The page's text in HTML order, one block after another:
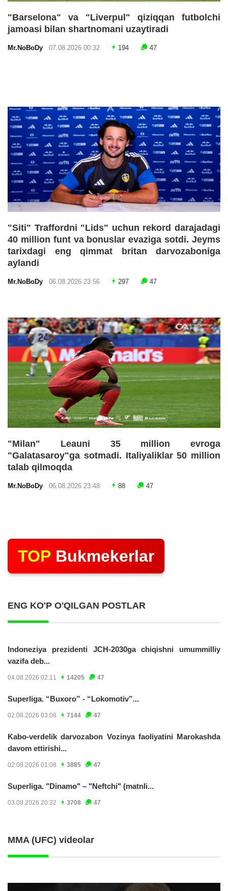
"Barselona" va "Liverpul" qiziqqan futbolchi
jamoasi bilan shartnomani uzaytiradi
Mr.NoBoDy 07.08.2026 00:32 194 47
"Siti" Traffordni "Lids" uchun rekord darajadagi
40 million funt va bonuslar evaziga sotdi. Jeyms
tarixdagi eng qimmat britan darvozaboniga
aylandi
Mr.NoBoDy 06.08.2026 23:56 297 47
"Milan" Leauni 35 million evroga
"Galatasaroy"ga sotmadi. Italiyaliklar 50 million
talab qilmoqda
Mr.NoBoDy 06.08.2026 23:48 88 47
TOP Bukmekerlar
ENG KO'P O'QILGAN POSTLAR
Indoneziya prezidenti JCH-2030ga chiqishni umummilliy
vazifa deb...
04.08.2026 02:11 14205 47
Superliga. “Buxoro” - “Lokomotiv”...
02.08.2026 03:08 7144 47
Kabo-verdelik darvozabon Vozinya faoliyatini Marokashda
davom ettirishi...
02.08.2026 01:08 3885 47
Superliga. "Dinamo" – "Neftchi" (matnli...
03.08.2026 20:32 3708 47
MMA (UFC) videolar